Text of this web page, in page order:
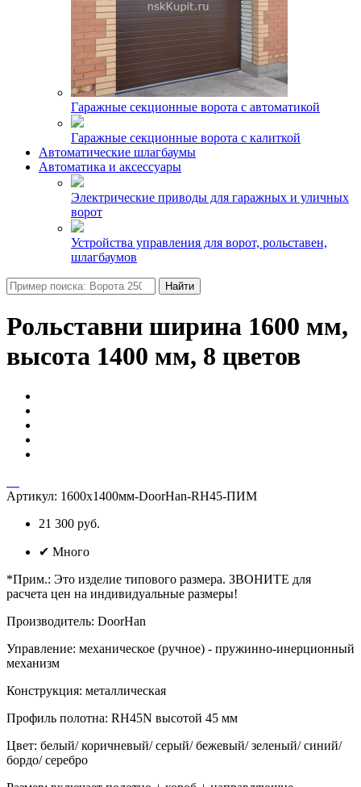
Гаражные секционные ворота с автоматикой
Гаражные секционные ворота с калиткой
Автоматические шлагбаумы
Автоматика и аксессуары
Электрические приводы для гаражных и уличных
ворот
Устройства управления для ворот, рольставен,
шлагбаумов
Найти
Рольставни ширина 1600 мм,
высота 1400 мм, 8 цветов
Артикул: 1600х1400мм-DoorHan-RH45-ПИМ
21 300 руб.
✔ Много
*Прим.: Это изделие типового размера. ЗВОНИТЕ для
расчета цен на индивидуальные размеры!
Производитель: DoorHan
Управление: механическое (ручное) - пружинно-инерционный
механизм
Конструкция: металлическая
Профиль полотна: RH45N высотой 45 мм
Цвет: белый/ коричневый/ серый/ бежевый/ зеленый/ синий/
бордо/ серебро